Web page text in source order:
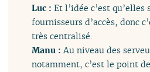
Luc :Et l’idée c’est qu’elles
fournisseurs d’accès, donc
très centralisé.
Manu :Au niveau des
notamment, c’est le point